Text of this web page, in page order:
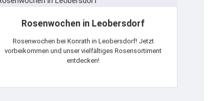
Rosenwochen in Leobersdorf
Rosenwochen bei Konrath in Leobersdorf! Jetzt
vorbeikommen und unser vielfältiges Rosensortiment
entdecken!